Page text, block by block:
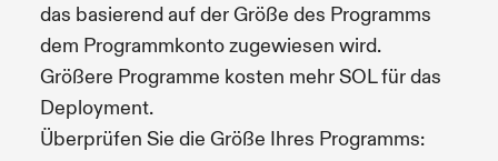
das basierend auf der Größe des Programms
dem Programmkonto zugewiesen wird.
Größere Programme kosten mehr SOL für das
Deployment.
Überprüfen Sie die Größe Ihres Programms: